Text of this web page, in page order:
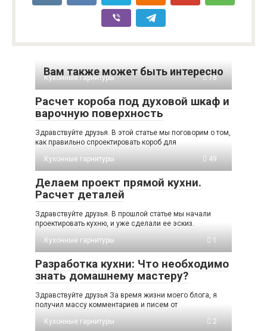
Вам также может быть интересно
Кухонные гарнитуры 78
Расчет короба под духовой шкаф и
варочную поверхность
Здравствуйте друзья. В этой статье мы поговорим о том,
как правильно спроектировать короб для
Кухонные гарнитуры
49
Делаем проект прямой кухни.
Расчет деталей
Здравствуйте друзья. В прошлой статье мы начали
проектировать кухню, и уже сделали ее эскиз.
Кухонные гарнитуры
1
Разработка кухни: Что необходимо
знать домашнему мастеру?
Здравствуйте друзья За время жизни моего блога, я
получил массу комментариев и писем от
Кухонные гарнитуры
2